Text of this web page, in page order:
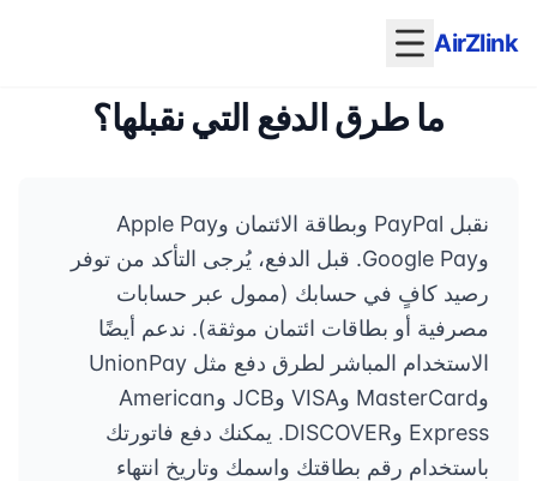
AirZlink
ما طرق الدفع التي نقبلها؟
نقبل PayPal وبطاقة الائتمان وApple Pay
وGoogle Pay. قبل الدفع، يُرجى التأكد من توفر
رصيد كافٍ في حسابك (ممول عبر حسابات
مصرفية أو بطاقات ائتمان موثقة). ندعم أيضًا
الاستخدام المباشر لطرق دفع مثل UnionPay
وMasterCard وVISA وJCB وAmerican
Express وDISCOVER. يمكنك دفع فاتورتك
باستخدام رقم بطاقتك واسمك وتاريخ انتهاء